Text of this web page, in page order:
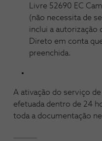
Livre 52690 EC
(não necessita de
inclui a autorização
Direto em conta
preenchida.
A ativação do serviço
efetuada dentro de 24
toda a documentação